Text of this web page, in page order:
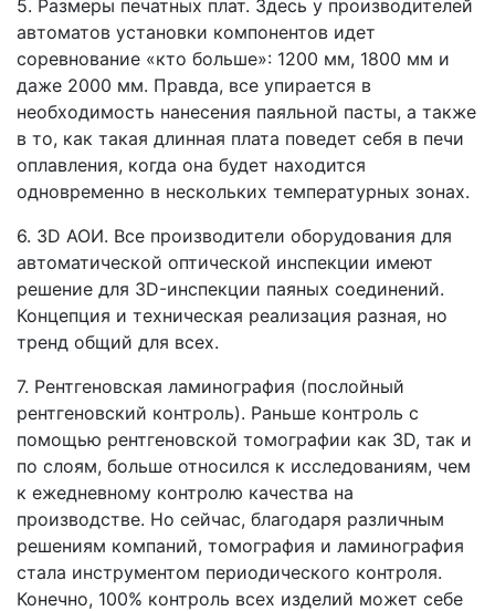
5. Размеры печатных плат. Здесь у производителей
автоматов установки компонентов идет
соревнование «кто больше»: 1200 мм, 1800 мм и
даже 2000 мм. Правда, все упирается в
необходимость нанесения паяльной пасты, а также
в то, как такая длинная плата поведет себя в печи
оплавления, когда она будет находится
одновременно в нескольких температурных зонах.
6. 3D АОИ. Все производители оборудования для
автоматической оптической инспекции имеют
решение для 3D-инспекции паяных соединений.
Концепция и техническая реализация разная, но
тренд общий для всех.
7. Рентгеновская ламинография (послойный
рентгеновский контроль). Раньше контроль с
помощью рентгеновской томографии как 3D, так и
по слоям, больше относился к исследованиям, чем
к ежедневному контролю качества на
производстве. Но сейчас, благодаря различным
решениям компаний, томография и ламинография
стала инструментом периодического контроля.
Конечно, 100% контроль всех изделий может себе